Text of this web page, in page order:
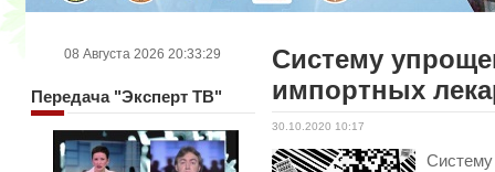
Систему
импортных
30.10.2020 10:17
08 Августа 2026 20:33:29
Передача"Эксперт ТВ"